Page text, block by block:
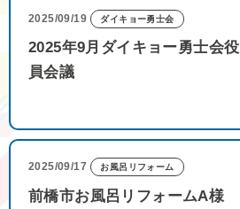
2025/09/19 ダイキョー勇士会
2025年9月ダイキョー勇士会役
員会議
2025/09/17 お風呂リフォーム
前橋市お風呂リフォームA様